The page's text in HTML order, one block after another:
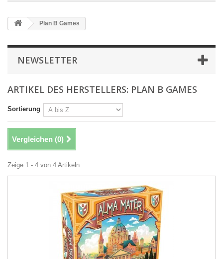
Plan B Games
NEWSLETTER
ARTIKEL DES HERSTELLERS: PLAN B GAMES
Sortierung
Vergleichen (0)
Zeige 1 - 4 von 4 Artikeln